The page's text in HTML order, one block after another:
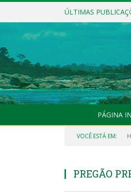
ÚLTIMAS
PÁGINA
VOCÊ ESTÁ EM:
PREGÃO